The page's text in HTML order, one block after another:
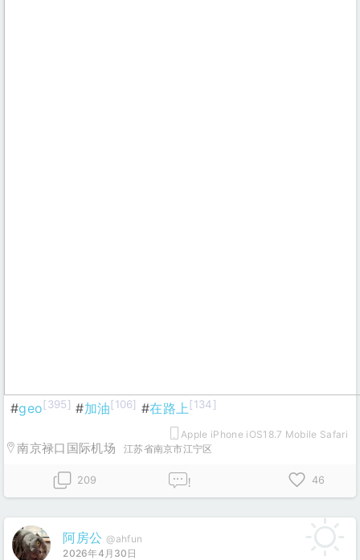
#geo[395] #加油[106] #在路上 [134]
Apple iPhone iOS18.7 Mobile Safari
南京禄口国际机场 江苏省南京市江宁区
209 ! 46
阿房公 @ahfun
2026年4月30日